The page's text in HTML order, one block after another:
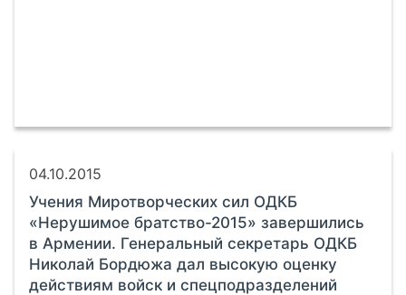
04.10.2015
Учения Миротворческих сил ОДКБ
«Нерушимое братство-2015» завершились
в Армении. Генеральный секретарь ОДКБ
Николай Бордюжа дал высокую оценку
действиям войск и спецподразделений